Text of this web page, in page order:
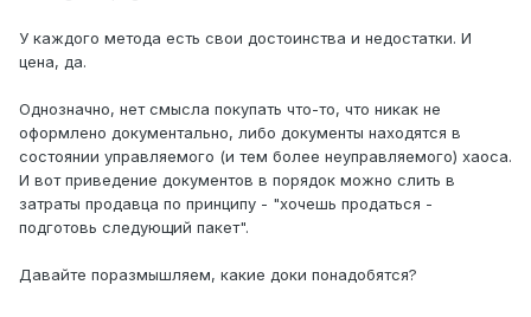
У каждого метода есть свои достоинства и недостатки. И
цена, да.
Однозначно, нет смысла покупать что-то, что никак не
оформлено документально, либо документы находятся в
состоянии управляемого (и тем более неуправляемого) хаоса.
И вот приведение документов в порядок можно слить в
затраты продавца по принципу - "хочешь продаться -
подготовь следующий пакет".
Давайте поразмышляем, какие доки понадобятся?